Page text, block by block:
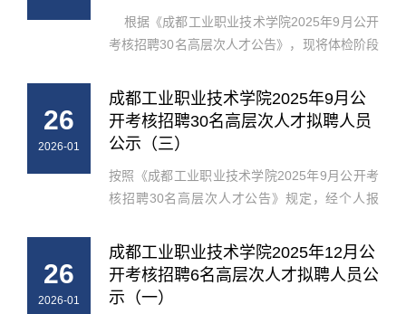
根据《成都工业职业技术学院2025年9月公开
考核招聘30名高层次人才公告》，现将体检阶段
单如下。序号姓名性别证件号码岗位名称招聘人
数面试成绩面试名次备注1杨*...
26
2026-01
成都工业职业技术学院2025年9月公
开考核招聘30名高层次人才拟聘人员
公示（三）
按照《成都工业职业技术学院2025年9月公开考
核招聘30名高层次人才公告》规定，经个人报
序，并经2026年1月26日学院第4次党委会研究
同意，确定高天赐为成都工业职业技...
26
2026-01
成都工业职业技术学院2025年12月公
开考核招聘6名高层次人才拟聘人员公
示（一）